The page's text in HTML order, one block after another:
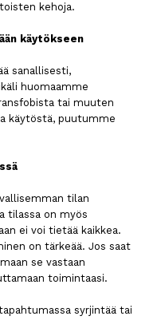
kehoja.
käytökseen
sanallisesti,
huomaamme
tai muuten
käytöstä, puutumme
tilan
tilassa on myös
ei voi tietää kaikkea.
on tärkeää. Jos saat
se vastaan
toimintaasi.
syrjintää tai